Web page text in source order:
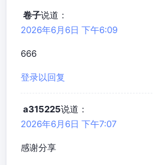
卷子说道：
2026年6月6日 下午6:09
666
登录以回复
a315225说道：
2026年6月6日 下午7:07
感谢分享